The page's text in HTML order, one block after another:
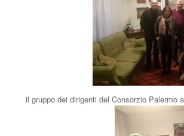
il gruppo dei dirigenti del Consorzio Palermo